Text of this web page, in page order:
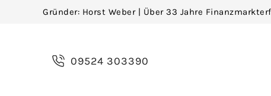
Gründer: Horst Weber | Über 33 Jahre
09524 303390